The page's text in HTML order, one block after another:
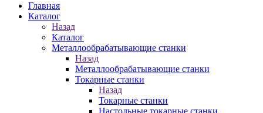
Главная
Каталог
Назад
Каталог
Металлообрабатывающие станки
Назад
Металлообрабатывающие станки
Токарные станки
Назад
Токарные станки
Настольные токарные станки